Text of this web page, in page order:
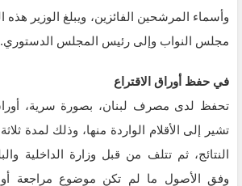
وأسماء المرشحين الفائزين، ويبلغ الوزير هذه
مجلس النواب وإلى رئيس المجلس الدستوري.
في حفظ أوراق الاقتراع
تحفظ لدى مصرف لبنان، بصورة سرية،
تشير إلى الأقلام الواردة منها، وذلك لمدة
النتائج، ثم تتلف من قبل وزارة الداخلية
وفق الأصول ما لم تكن موضوع مراجعة